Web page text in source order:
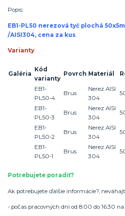
Popis:
EB1-PL50 nerezová tyč plochá
/AISI304, cena za kus
Varianty
Galéria
Kód
varianty
Povrch Materiál
EB1-
PL50-4
Brus
Nerez AISI
304
EB1-
PL50-3
Brus
Nerez AISI
304
EB1-
PL50-2
Brus
Nerez AISI
304
EB1-
PL50-1
Brus
Nerez AISI
304
Potrebujete poradiť?
Ak potrebujete ďalšie informácie?,
- počas pracovných dní od 8:00 do 16:30 na